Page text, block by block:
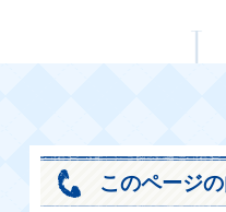
このページ